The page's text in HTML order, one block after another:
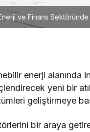
ve Finans Sektöründe
enerji alanında
yeni bir
geliştirmeye
bir araya